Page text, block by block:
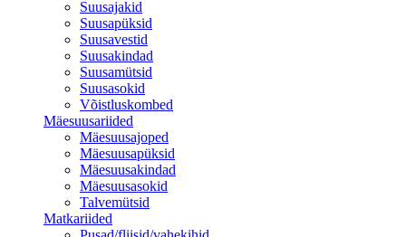
Suusajakid
Suusapüksid
Suusavestid
Suusakindad
Suusamütsid
Suusasokid
Võistluskombed
Mäesuusariided
Mäesuusajoped
Mäesuusapüksid
Mäesuusakindad
Mäesuusasokid
Talvemütsid
Matkariided